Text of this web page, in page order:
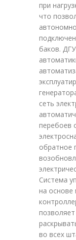
при
что
баков.
сеть
перебоев
обратное
Система
на основе
во всех